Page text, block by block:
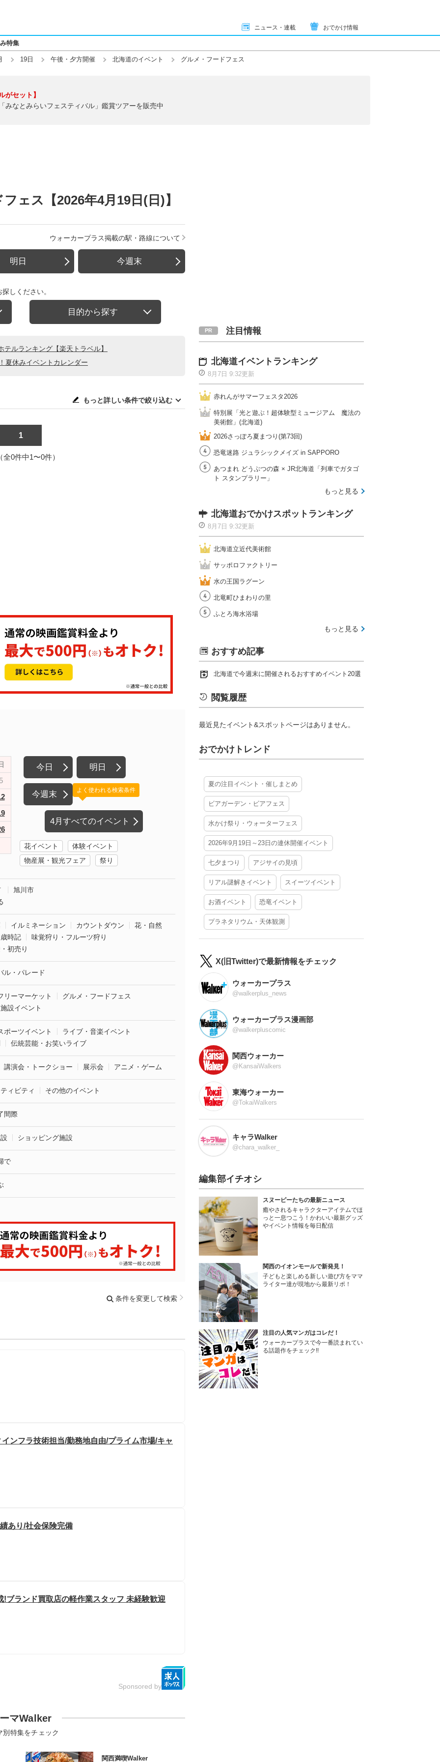
ニュース・連載 おでかけ情報
特集
19日 午後・夕方開催 北海道のイベント グルメ・フードフェス
がセット】
みなとみらいフェスティバル」鑑賞ツアーを販売中
ェス【2026年4月19日(日)】
ウォーカープラス掲載の駅・路線について
明日 今週末
しください。
目的から探す
ルランキング【楽天トラベル】
夏休みイベントカレンダー
もっと詳しい条件で絞り込む
1
全0件中1〜0件）
今日 明日
今週末
4月すべてのイベント
よく使われる検索条件
花イベント
体験イベント
物産展・観光フェア
祭り
旭川市
イルミネーション カウントダウン
花・自然
時記
味覚狩り・フルーツ狩り
初売り
ル・パレード
リーマーケット
グルメ・フードフェス
設イベント
ポーツイベント
ライブ・音楽イベント
伝統芸能・お笑いライブ
講演会・トークショー 展示会 アニメ・ゲーム
ィビティ その他のイベント
間際
ショッピング施設
で
条件を変更して検索
ンフラ技術担当/勤務地自由/プライム市場/キャ
あり/社会保険完備
ブランド買取店の軽作業スタッフ 未経験歓迎
Sponsored by
マWalker
別特集をチェック
関西満喫Walker
注目情報
北海道イベントランキング
8月7日 9:32更新
赤れんがサマーフェスタ2026
特別展「光と遊ぶ！超体験型ミュージアム 魔法の
美術館」(北海道)
2026さっぽろ夏まつり(第73回)
恐竜迷路 ジュラシックメイズ in SAPPORO
あつまれ どうぶつの森 × JR北海道「列車でガタゴ
ト スタンプラリー」
もっと見る
北海道おでかけスポットランキング
8月7日 9:32更新
北海道立近代美術館
サッポロファクトリー
水の王国ラグーン
北竜町ひまわりの里
ふとろ海水浴場
もっと見る
おすすめ記事
北海道で今週末に開催されるおすすめイベント20選
閲覧履歴
最近見たイベント&スポットページはありません。
おでかけトレンド
夏の注目イベント・催しまとめ
ビアガーデン・ビアフェス
水かけ祭り・ウォーターフェス
2026年9月19日～23日の連休開催イベント
七夕まつり アジサイの見頃
リアル謎解きイベント スイーツイベント
お酒イベント 恐竜イベント
プラネタリウム・天体観測
X(旧Twitter)で最新情報をチェック
ウォーカープラス
@walkerplus_news
ウォーカープラス漫画部
@walkerpluscomic
関西ウォーカー
@KansaiWalkers
東海ウォーカー
@TokaiWalkers
キャラWalker
@chara_walker_
編集部イチオシ
スヌーピーたちの最新ニュース
癒やされるキャラクターアイテムでほ
っと一息つこう！かわいい最新グッズ
やイベント情報を毎日配信
関西のイオンモールで新発見！
子どもと楽しめる新しい遊び方をママ
ライター達が現地から最新リポ！
注目の人気マンガはコレだ！
ウォーカープラスで今一番読まれてい
る話題作をチェック!!